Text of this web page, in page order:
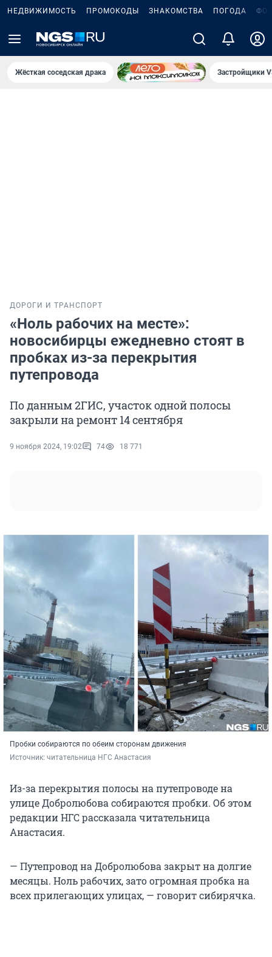
НЕДВИЖИМОСТЬ ПРОМОКОДЫ ЗНАКОМСТВА ПОГОДА
Жёсткая соседская драка Застройщики
ДОРОГИ И ТРАНСПОРТ
«Ноль рабочих на месте»:
новосибирцы ежедневно стоят в
пробках из-за перекрытия
путепровода
По данным 2ГИС, участок одной полосы
закрыли на ремонт 14 сентября
9 ноября 2024, 19:02 74 18 771
Пробки собираются по обеим сторонам движения
Источник: читательница НГС Анастасия
Из-за перекрытия полосы на путепроводе на
улице Добролюбова собираются пробки. Об этом
редакции НГС рассказала читательница
Анастасия.
— Путепровод на Добролюбова закрыт на долгие
месяцы. Ноль рабочих, зато огромная пробка на
всех прилегающих улицах, — говорит сибирячка.